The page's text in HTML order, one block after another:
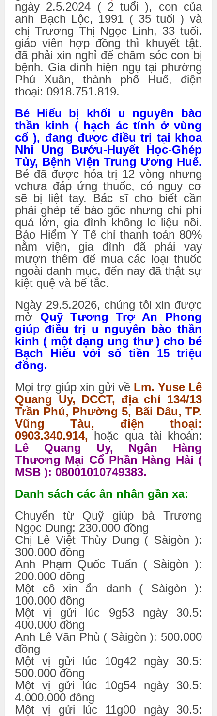
ngày 2.5.2024 ( 2 tuổi ), con của
anh Bạch Lộc, 1991 ( 35 tuổi ) và
chị Trương Thị Ngọc Linh, 33 tuổi.
giáo viên hợp đồng thì khuyết tật.
đã phải xin nghỉ để chăm sóc con bị
bệnh. Gia đình hiện ngụ tại phường
Phú Xuân, thành phố Huế, điện
thoại: 0918.751.819.
Bé Hiếu bị khối u nguyên bào
thần kinh ( hạch ác tính ở vùng
cổ ), đang được điều trị tại khoa
Nhi Ung Bướu-Huyết Học-Ghép
Tủy, Bệnh Viện Trung Ương Huế.
Bé đã được hóa trị 12 vòng nhưng
vchưa đáp ứng thuốc, có nguy cơ
sẽ bị liệt tay. Bác sĩ cho biết cần
phải ghép tế bào gốc nhưng chi phí
quá lớn, gia đình không lo liệu nồi.
Bảo Hiểm Y Tế chỉ thanh toán 80%
nằm viện, gia đình đã phải vay
mượn thêm để mua các loại thuốc
ngoài danh mục, đến nay đã thật sự
kiệt quệ và bế tắc.
Ngày 29.5.2026, chúng tôi xin được
mở Quỹ Tương Trợ An Phong
giúp điều trị u nguyên bào thần
kinh ( một dạng ung thư ) cho bé
Bạch Hiếu với số tiền 15 triệu
đồng.
Mọi trợ giúp xin gửi về Lm. Yuse Lê
Quang Uy, DCCT, địa chỉ 134/13
Trần Phú, Phường 5, Bãi Dâu, TP.
Vũng Tàu, điện thoại:
0903.340.914, hoặc qua tài khoản:
Lê Quang Uy, Ngân Hàng
Thương Mại Cổ Phần Hàng Hải (
MSB ): 08001010749383.
Danh sách các ân nhân gần xa:
Chuyển từ Quỹ giúp bà Trương
Ngọc Dung: 230.000 đồng
Chị Lê Việt Thùy Dung ( Sàigòn ):
300.000 đồng
Anh Phạm Quốc Tuấn ( Sàigòn ):
200.000 đồng
Một cô xin ẩn danh ( Sàigòn ):
100.000 đồng
Một vị gửi lúc 9g53 ngày 30.5:
400.000 đồng
Anh Lê Văn Phù ( Sàigòn ): 500.000
đồng
Một vị gửi lúc 10g42 ngày 30.5:
500.000 đồng
Một vị gửi lúc 10g54 ngày 30.5:
4.000.000 đồng
Một vị gửi lúc 11g00 ngày 30.5: